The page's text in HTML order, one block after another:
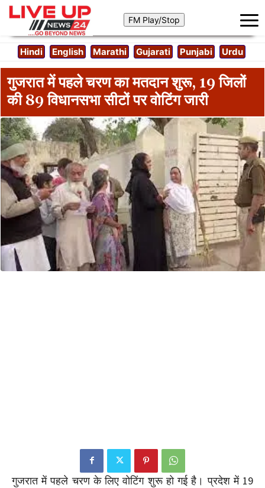
Hindi English Marathi Gujarati Punjabi Urdu
गुजरात में पहले चरण का मतदान शुरू, 19 जिलों
की 89 विधानसभा सीटों पर वोटिंग जारी
गुजरात में पहले चरण के लिए वोटिंग शुरू हो गई है। प्रदेश में 19